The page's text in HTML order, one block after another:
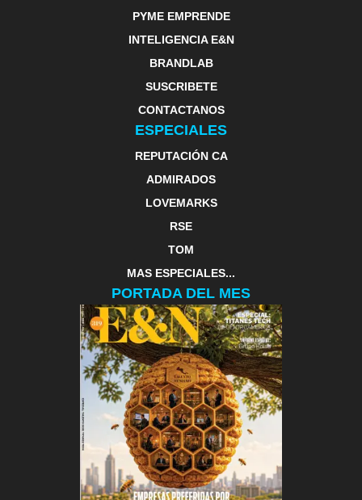
PYME EMPRENDE
INTELIGENCIA E&N
BRANDLAB
SUSCRIBETE
CONTACTANOS
ESPECIALES
REPUTACIÓN CA
ADMIRADOS
LOVEMARKS
RSE
TOM
MAS ESPECIALES...
PORTADA DEL MES